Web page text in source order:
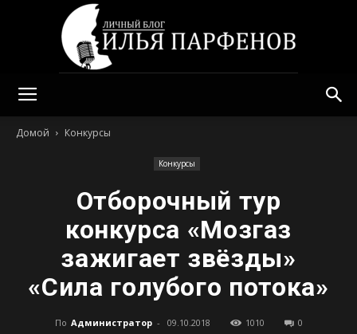
Домой Конкурсы
Конкурсы
Отборочный тур
конкурса «Мозгаз
зажигает звёзды»
«Сила голубого потока»
По Администратор - 09.10.2018 1010 0